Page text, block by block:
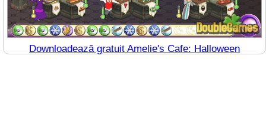
Downloadează gratuit Amelie's Cafe: Halloween